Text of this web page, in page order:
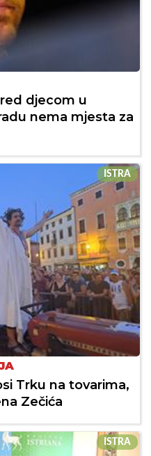
djecom u
nema mjesta za
ISTRA
Trku na tovarima,
Zečića
ISTRA